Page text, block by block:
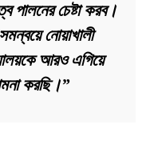
পালনের চেষ্টা করব।
নোয়াখালী
আরও এগিয়ে
করছি।”